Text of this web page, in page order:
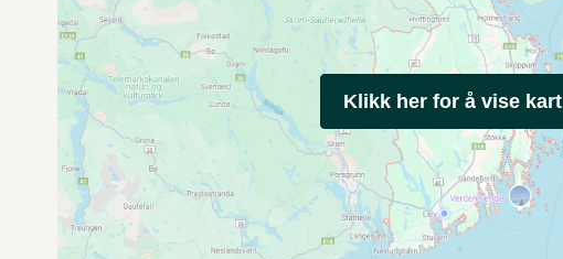
Klikk her for å vise kart